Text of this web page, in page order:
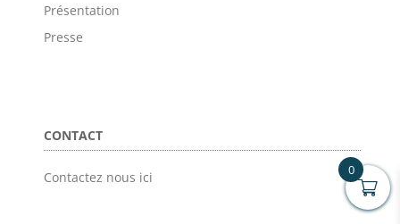
Présentation
Presse
CONTACT
Contactez nous ici 0